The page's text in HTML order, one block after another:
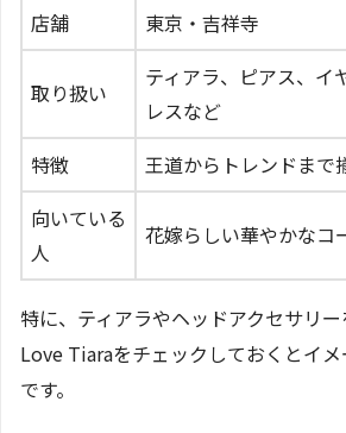
店舗
東京・吉祥寺
取り扱い
ティアラ、ピアス、イ
レスなど
特徴
王道からトレンドまで
向いている
人
花嫁らしい華やかなコ
特に、ティアラやヘッドアクセサリー
Love Tiaraをチェックしておくとイ
です。